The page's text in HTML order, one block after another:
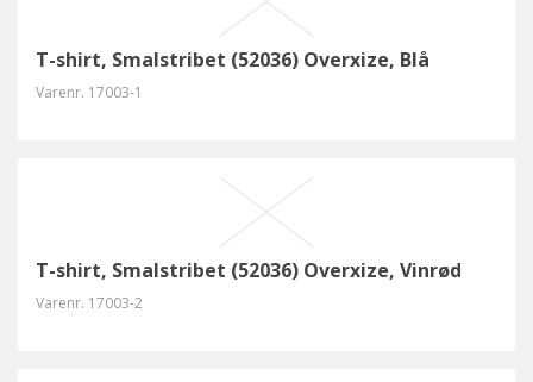
T-shirt, Smalstribet (52036) Overxize, Blå
Varenr. 17003-1
T-shirt, Smalstribet (52036) Overxize, Vinrød
Varenr. 17003-2